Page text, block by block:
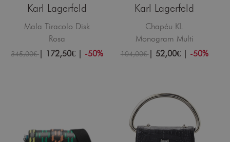
Karl Lagerfeld
Mala Tiracolo Disk
Rosa
345,00€| 172,50€ | -50%
Karl Lagerfeld
Chapéu KL
Monogram Multi
104,00€| 52,00€| -50%